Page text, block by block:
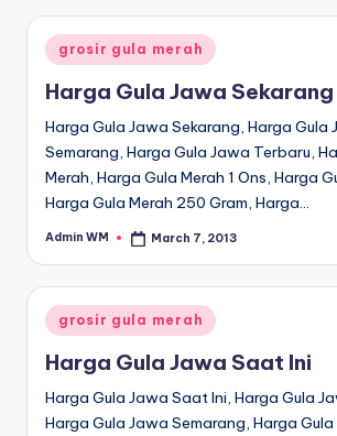
Posted
grosir gula merah
Harga Gula Jawa Sekarang
Harga Gula Jawa Sekarang, Harga Gula
Semarang, Harga Gula Jawa Terbaru,
Merah, Harga Gula Merah 1 Ons, Harga
Harga Gula Merah 250 Gram, Harga…
Posted
Admin WM March 7, 2013
Posted
in
grosir gula merah
Harga Gula Jawa Saat Ini
Harga Gula Jawa Saat Ini, Harga Gula
Harga Gula Jawa Semarang, Harga